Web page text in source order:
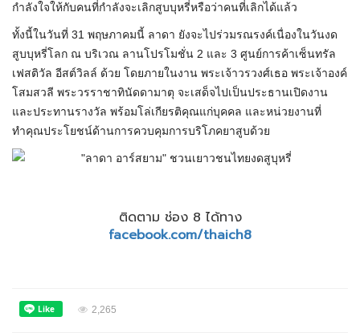
กำลังใจให้กับคนที่กำลังจะเลิกสูบบุหรี่หรือว่าคนที่เลิกได้แล้ว
ทั้งนี้ในวันที่ 31 พฤษภาคมนี้ ลาดา ยังจะไปร่วมรณรงค์เนื่องในวันงด
สูบบุหรี่โลก ณ บริเวณ ลานโปรโมชั่น 2 และ 3 ศูนย์การค้าเซ็นทรัล
เฟสติวัล อีสต์วิลล์ ด้วย โดยภายในงาน พระเจ้าวรวงศ์เธอ พระเจ้าองค์
โสมสวลี พระวรราชาทินัดดามาตุ จะเสด็จไปเป็นประธานเปิดงาน
และประทานรางวัล พร้อมโล่เกียรติคุณแก่บุคคล และหน่วยงานที่
ทำคุณประโยชน์ด้านการควบคุมการบริโภคยาสูบด้วย
ติดตาม ช่อง 8 ได้ทาง
facebook.com/thaich8
2,265